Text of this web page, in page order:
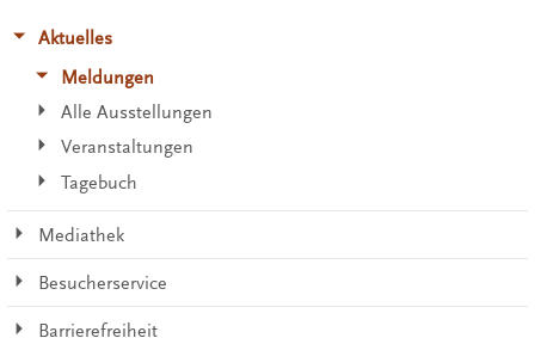
Aktuelles
Meldungen
Alle Ausstellungen
Veranstaltungen
Tagebuch
Mediathek
Besucherservice
Barrierefreiheit